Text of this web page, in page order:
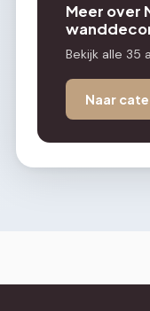
Meer over
Bekijk alle 35
Naar